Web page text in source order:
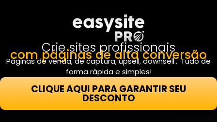
Crie sites profissionais
com páginas de alta conversão
Páginas de venda, de captura, upsell, downsell… Tudo de
forma rápida e simples!
CLIQUE AQUI PARA GARANTIR SEU
DESCONTO